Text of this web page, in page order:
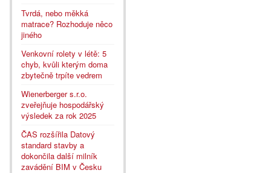
Tvrdá, nebo měkká
matrace? Rozhoduje něco
jiného
Venkovní rolety v létě: 5
chyb, kvůli kterým doma
zbytečně trpíte vedrem
Wienerberger s.r.o.
zveřejňuje hospodářský
výsledek za rok 2025
ČAS rozšířila Datový
standard stavby a
dokončila další milník
zavádění BIM v Česku